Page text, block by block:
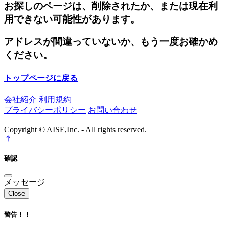
お探しのページは、削除されたか、または現在利
用できない可能性があります。
アドレスが間違っていないか、もう一度お確かめ
ください。
トップページに戻る
会社紹介 利用規約
プライバシーポリシー お問い合わせ
Copyright © AISE,Inc. - All rights reserved.
確認
メッセージ
Close
警告！！